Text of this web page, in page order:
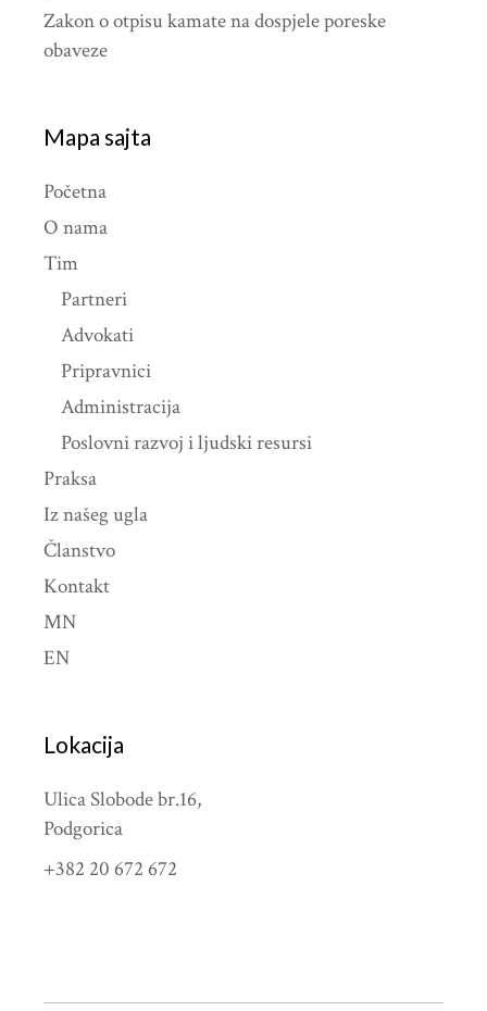
Zakon o otpisu kamate na dospjele poreske
obaveze
Mapa sajta
Početna
O nama
Tim
Partneri
Advokati
Pripravnici
Administracija
Poslovni razvoj i ljudski resursi
Praksa
Iz našeg ugla
Članstvo
Kontakt
MN
EN
Lokacija
Ulica Slobode br.16,
Podgorica
+382 20 672 672